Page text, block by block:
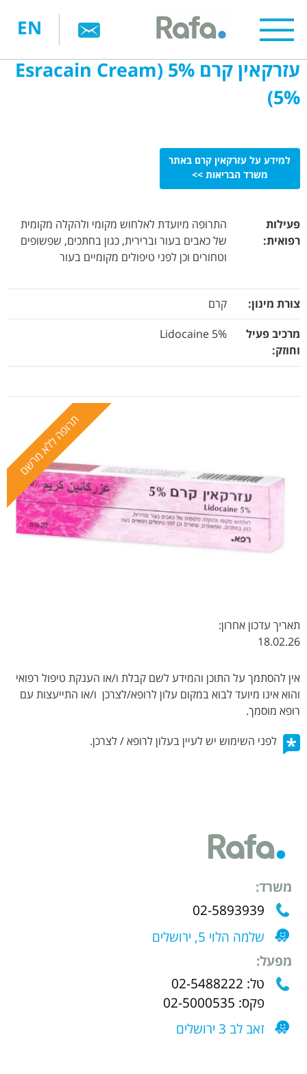
לתוכן
EN
עזרקאין קרם 5% (Esracain Cream
5%)
למידע על עזרקאין קרם באתר
משרד הבריאות >>
פעילות
רפואית:
התרופה מיועדת לאלחוש מקומי ולהקלה מקומית
של כאבים בעור וברירית, כגון בחתכים, שפשופים
וטחורים וכן לפני טיפולים מקומיים בעור
צורת מינון: קרם
מרכיב פעיל
וחוזק:
Lidocaine 5%
תרופה ללא מרשם
תרופה ללא מרשם
תאריך עדכון אחרון:
18.02.26
אין להסתמך על התוכן והמידע לשם קבלת ו/או הענקת טיפול רפואי
והוא אינו מיועד לבוא במקום עלון לרופא/לצרכן ו/או התייעצות עם
רופא מוסמך.
לפני השימוש יש לעיין בעלון לרופא / לצרכן.
משרד:
02-5893939
שלמה הלוי 5, ירושלים
מפעל:
טל: 02-5488222
פקס: 02-5000535
זאב לב 3 ירושלים